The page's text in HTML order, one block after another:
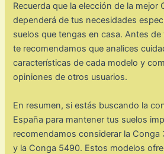
Recuerda que la elección de la mejor
dependerá de tus necesidades
suelos que tengas en casa. Antes
te recomendamos que analices
características de cada modelo y
opiniones de otros usuarios.
En resumen, si estás buscando la
España para mantener tus suelos
recomendamos considerar la
y la Conga 5490. Estos modelos